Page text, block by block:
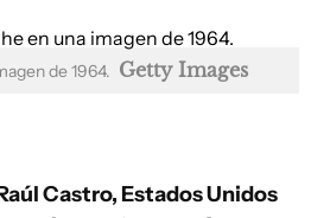
de 1964. Getty Images
Castro, Estados Unidos